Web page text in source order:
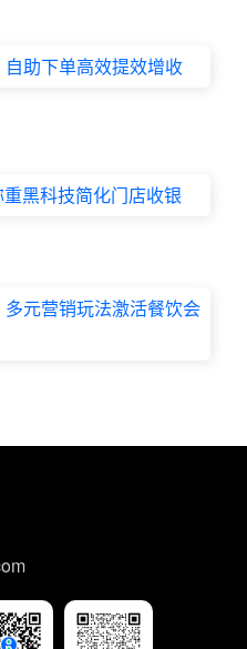
助下单高效提效增收
黑科技简化门店收银
元营销玩法激活餐饮会